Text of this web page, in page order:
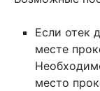
Если отек
месте
место